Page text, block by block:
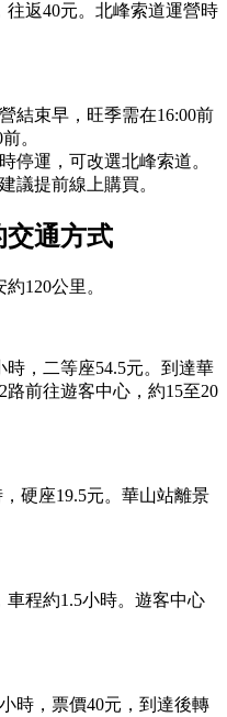
往返40元。北峰索道運營時
結束早，旺季需在16:00前
。
停運，可改選北峰索道。
議提前線上購買。
交通方式
120公里。
，二等座54.5元。到達華
前往遊客中心，約15至20
硬座19.5元。華山站離景
程約1.5小時。遊客中心
時，票價40元，到達後轉